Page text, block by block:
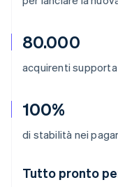
80.000
acquirenti
100%
di stabilità nei
Tutto pronto
Australia
English